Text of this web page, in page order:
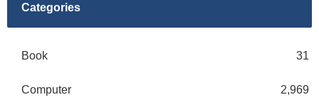
Categories
Book 31
Computer 2,969